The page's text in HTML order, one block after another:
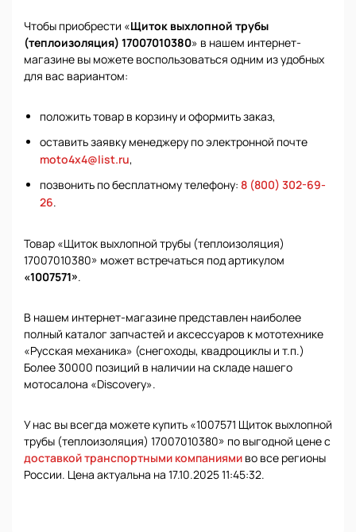
Чтобы приобрести «Щиток выхлопной трубы
(теплоизоляция) 17007010380» в нашем интернет-
магазине вы можете воспользоваться одним из удобных
для вас вариантом:
положить товар в корзину и оформить заказ,
оставить заявку менеджеру по электронной почте
moto4x4@list.ru,
позвонить по бесплатному телефону: 8 (800) 302-69-
26.
Товар «Щиток выхлопной трубы (теплоизоляция)
17007010380» может встречаться под артикулом
«1007571».
В нашем интернет-магазине представлен наиболее
полный каталог запчастей и аксессуаров к мототехнике
«Русская механика» (снегоходы, квадроциклы и т.п.)
Более 30000 позиций в наличии на складе нашего
мотосалона «Discovery».
У нас вы всегда можете купить «1007571 Щиток выхлопной
трубы (теплоизоляция) 17007010380» по выгодной цене с
доставкой транспортными компаниями во все регионы
России. Цена актуальна на 17.10.2025 11:45:32.